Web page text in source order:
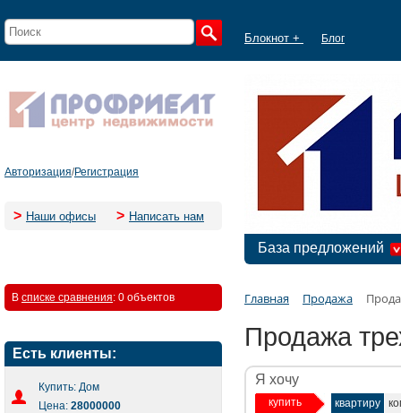
Блокнот + Блог
Авторизация/Регистрация
> Наши офисы > Написать нам
База предложений
В списке сравнения: 0 объектов
Есть клиенты:
Купить: Дом
Цена: 28000000
Главная Продажа
Продажа
Я хочу
купить квартиру